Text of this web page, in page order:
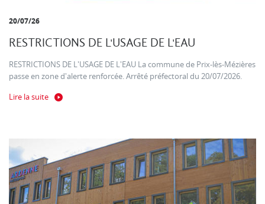
20/07/26
RESTRICTIONS DE L'USAGE DE L'EAU
RESTRICTIONS DE L'USAGE DE L'EAU La commune de Prix-lès-Mézières
passe en zone d'alerte renforcée. Arrêté préfectoral du 20/07/2026.
Lire la suite